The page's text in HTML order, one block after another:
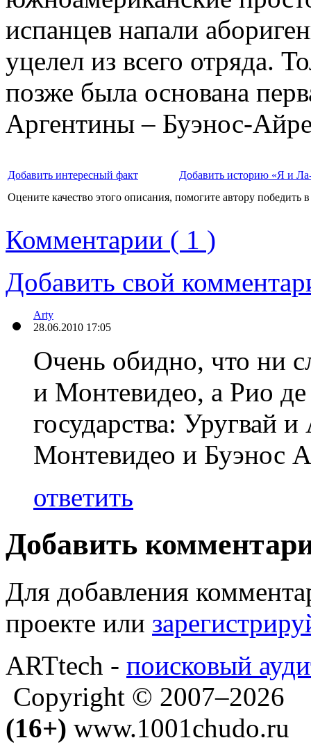
испанцев напали
уцелел из всего отряда.
позже была основана
Аргентины – Буэнос-
Добавить интересный факт
Добавить историю «Я и
Оцените качество этого описания, помогите автору победить
Комментарии ( 1 )
Добавить свой
Arty
28.06.2010 17:05
Очень обидно, что ни
и Монтевидео, а Рио де
государства: Уругвай
Монтевидео и Буэнос
ответить
Добавить
Для добавления
проекте или
ARTtech - поисковый
Copyright © 2007–2026
(16+) www.1001chudo.ru